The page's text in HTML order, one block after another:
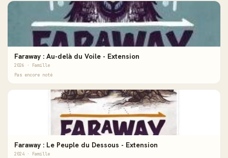
Faraway : Au-delà du Voile - Extension
2026 · Famille
Pas encore noté
Faraway : Le Peuple du Dessous - Extension
2024 · Famille